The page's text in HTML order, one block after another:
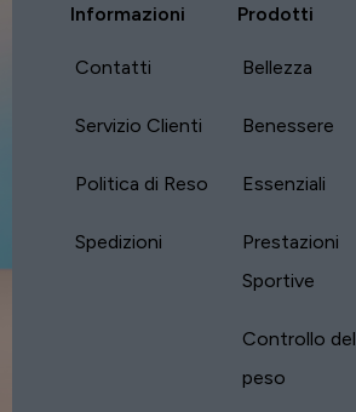
Informazioni
Contatti
Servizio Clienti
Politica di Reso
Spedizioni
Prodotti
Bellezza
Benessere
Essenziali
Prestazioni
Sportive
Controllo del
peso